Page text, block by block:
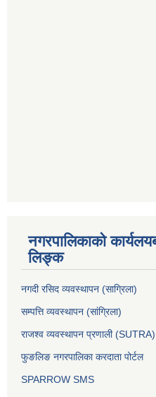
नगरपालिकाको
लिङ्क
नगदी रसिद व्यवस्थापन (साग्रिला)
सम्पत्ति व्यवस्थापन (सांग्रिला)
राजश्व व्यवस्थापन प्रणाली (SUTRA)
फुङलिङ नगरपालिका करदाता पोर्टल
SPARROW SMS